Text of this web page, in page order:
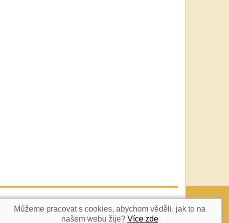
NAHORU
box.cz
Můžeme pracovat s cookies, abychom věděli, jak to na
našem webu žije? Více zde